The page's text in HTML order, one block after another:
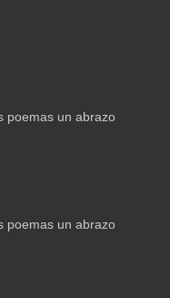
poemas un abrazo
poemas un abrazo